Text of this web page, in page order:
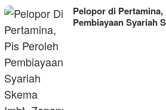
Pelopor di Pertamina,
Pembiayaan Syariah